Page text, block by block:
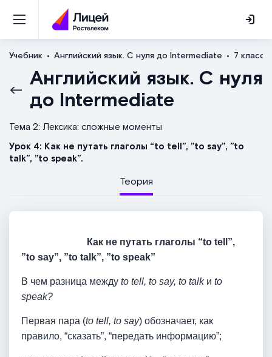
Учебник Английский язык. С нуля до Intermediate 7 класс
Английский язык. С нуля
до Intermediate
Тема 2: Лексика: сложные моменты
Урок 4: Как не путать глаголы “to tell”, ”to say”, ”to
talk”, ”to speak”.
Теория
Как не путать глаголы “to tell”,
”to say”, ”to talk”, ”to speak”
В чем разница между to tell, to say, to talk и to
speak?
Первая пара (to tell, to say) обозначает, как
правило, “сказать”, “передать информацию”;